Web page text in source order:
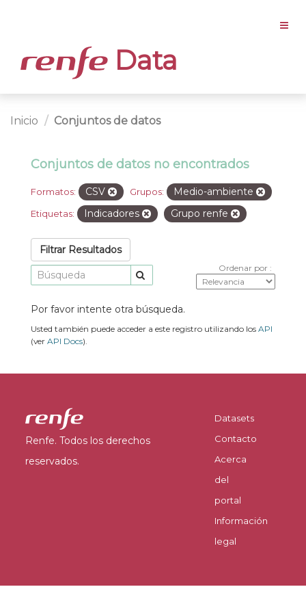
Data
Inicio Conjuntos de datos
Conjuntos de datos no encontrados
Formatos: CSV Grupos: Medio-ambiente
Etiquetas: Indicadores Grupo renfe
Filtrar Resultados
Ordenar por
Por favor intente otra búsqueda.
Usted también puede acceder a este registro utilizando los API
(ver API Docs).
Renfe. Todos los derechos
reservados.
Datasets
Contacto
Acerca
del
portal
Información
legal